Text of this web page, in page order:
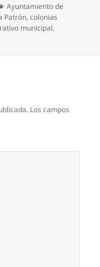
Categorías
Ayuntamiento de
Patrón,colonias
municipal,
Los campos